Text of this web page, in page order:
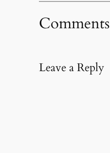
Comments
Leave a Reply